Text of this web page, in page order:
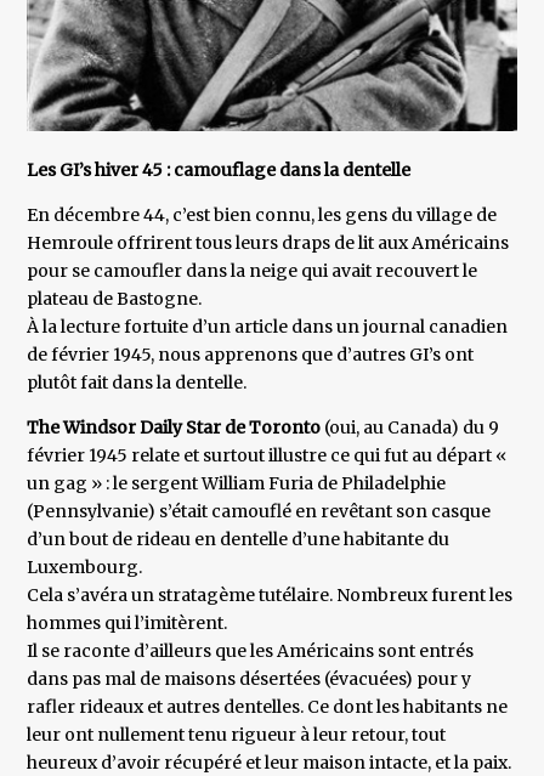
Les GI’s hiver 45 : camouflage dans la dentelle
En décembre 44, c’est bien connu, les gens du village de
Hemroule offrirent tous leurs draps de lit aux Américains
pour se camoufler dans la neige qui avait recouvert le
plateau de Bastogne.
À la lecture fortuite d’un article dans un journal canadien
de février 1945, nous apprenons que d’autres GI’s ont
plutôt fait dans la dentelle.
The Windsor Daily Star de Toronto (oui, au Canada) du 9
février 1945 relate et surtout illustre ce qui fut au départ «
un gag » : le sergent William Furia de Philadelphie
(Pennsylvanie) s’était camouflé en revêtant son casque
d’un bout de rideau en dentelle d’une habitante du
Luxembourg.
Cela s’avéra un stratagème tutélaire. Nombreux furent les
hommes qui l’imitèrent.
Il se raconte d’ailleurs que les Américains sont entrés
dans pas mal de maisons désertées (évacuées) pour y
rafler rideaux et autres dentelles. Ce dont les habitants ne
leur ont nullement tenu rigueur à leur retour, tout
heureux d’avoir récupéré et leur maison intacte, et la paix.